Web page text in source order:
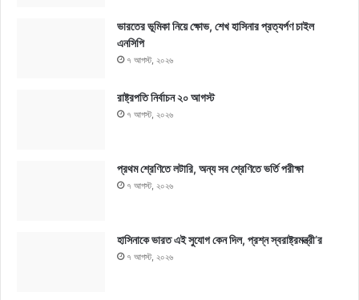
ভারতের ভূমিকা নিয়ে ক্ষোভ, শেখ হাসিনার প্রত্যর্পণ চাইল
এনসিপি
৭ আগস্ট, ২০২৬
রাষ্ট্রপতি নির্বাচন ২০ আগস্ট
৭ আগস্ট, ২০২৬
প্রথম শ্রেণিতে লটারি, অন্য সব শ্রেণিতে ভর্তি পরীক্ষা
৭ আগস্ট, ২০২৬
হাসিনাকে ভারত এই সুযোগ কেন দিল, প্রশ্ন স্বরাষ্ট্রমন্ত্রী’র
৭ আগস্ট, ২০২৬